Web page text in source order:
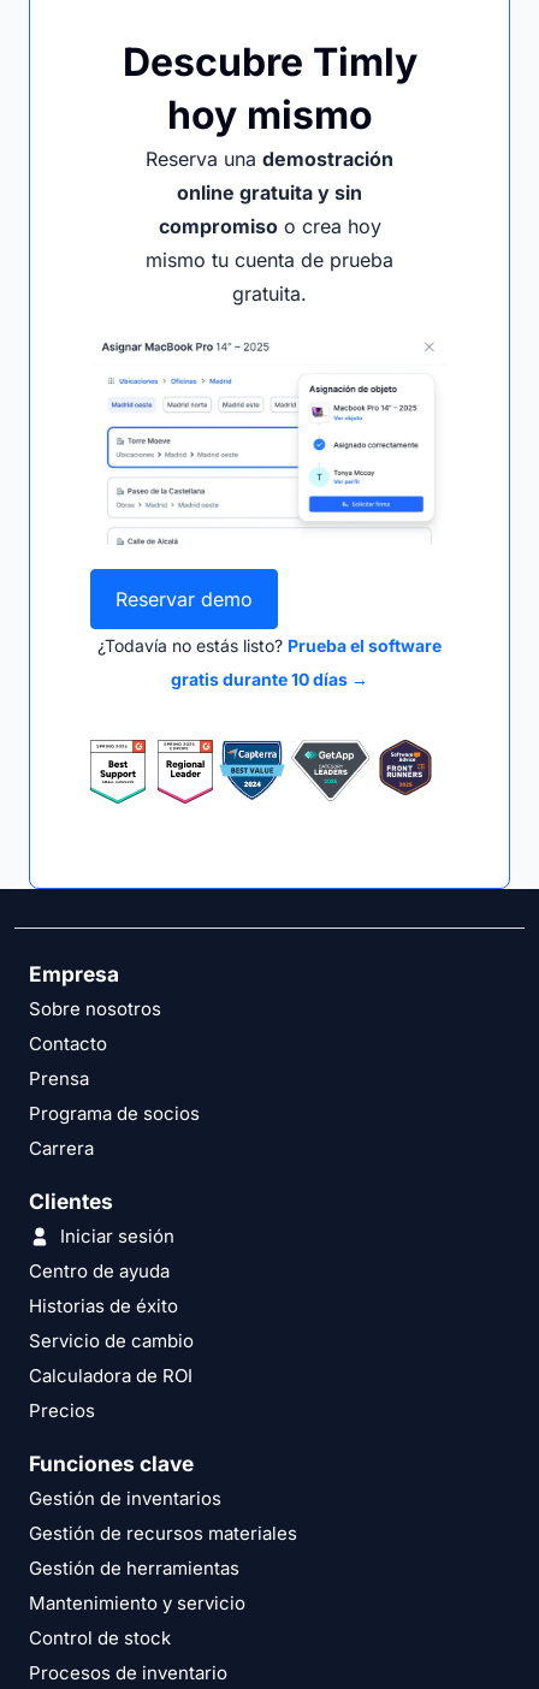
Descubre Timly
hoy mismo
Reserva una demostración
online gratuita y sin
compromisoo crea hoy
mismo tu cuenta de prueba
gratuita.
Reservar demo
¿Todavía no estás listo? Prueba el software
gratis durante 10 días →
Empresa
Sobre nosotros
Contacto
Prensa
Programa de socios
Carrera
Clientes
Iniciar sesión
Centro de ayuda
Historias de éxito
Servicio de cambio
Calculadora de ROI
Precios
Funciones clave
Gestión de inventarios
Gestión de recursos materiales
Gestión de herramientas
Mantenimiento y servicio
Control de stock
Procesos de inventario